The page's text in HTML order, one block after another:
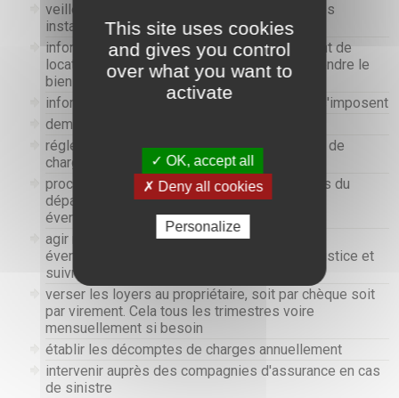
veiller au maintien en bon état des lieux et des
installations
informer le propriétaire en cas de changement de
locataire pour permettre le cas échéant de vendre le
bien
informer le propriétaire lorsque des travaux s'imposent
demander des devis et les soumettre
régler les factures d'entretien, les provisions de
charges
procéder au remboursement de la caution lors du
départ d'un locataire après justifications des
éventuelles retenues
agir rapidement en cas de retard de loyer ;
éventuellement faire appel à un huissier de justice et
suivre le dossier
verser les loyers au propriétaire, soit par chèque soit
par virement. Cela tous les trimestres voire
mensuellement si besoin
établir les décomptes de charges annuellement
intervenir auprès des compagnies d'assurance en cas
de sinistre
This site uses cookies
and gives you control
over what you want to
activate
✓ OK, accept all
✗ Deny all cookies
Personalize